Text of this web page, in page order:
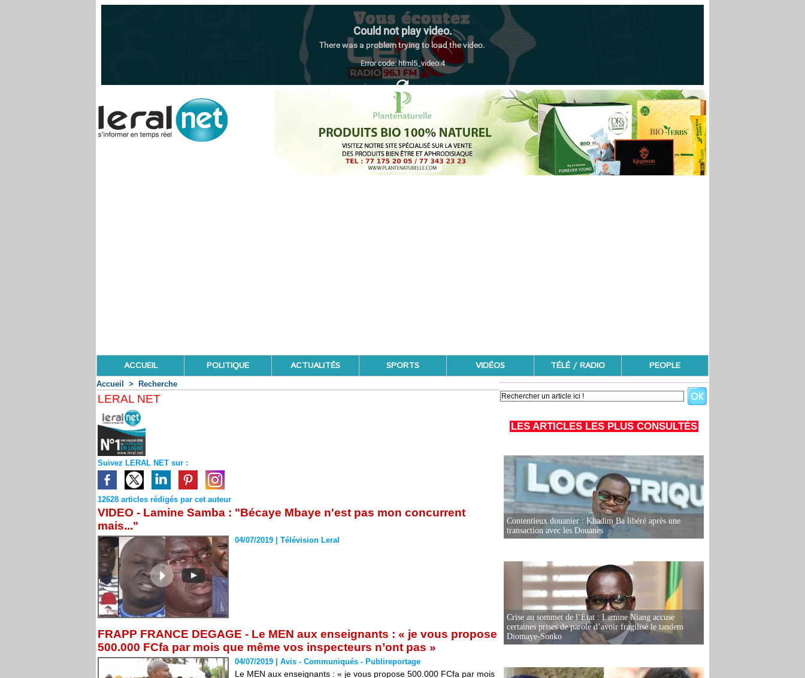
ACCUEIL POLITIQUE ACTUALITÉS SPORTS VIDÉOS TÉLÉ / RADIO PEOPLE
Accueil > Recherche
LERAL NET
Suivez LERAL NET sur :
12628 articles rédigés par cet auteur
VIDEO - Lamine Samba : "Bécaye Mbaye n'est pas mon concurrent
mais..."
04/07/2019 Télévision Leral
FRAPP FRANCE DEGAGE - Le MEN aux enseignants : « je vous propose
500.000 FCfa par mois que même vos inspecteurs n’ont pas »
04/07/2019 Avis - Communiqués - Publireportage
Le MEN aux enseignants : « je vous propose 500.000 FCfa par mois
LES ARTICLES LES PLUS CONSULTÉS
Contentieux douanier : Khadim Ba libéré après une
transaction avec les Douanes
Crise au sommet de l’État : Lamine Niang accuse
certaines prises de parole d’avoir fragilisé le tandem
Diomaye-Sonko